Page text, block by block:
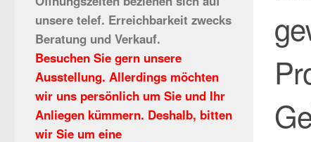
unsere telef. Erreichbarkeit zwecks
Beratung und Verkauf.
Besuchen Sie gern unsere
Ausstellung. Allerdings möchten
wir uns persönlich um Sie und Ihr
Anliegen kümmern. Deshalb, bitten
wir Sie um eine